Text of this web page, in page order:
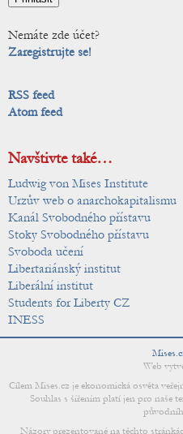
Nemáte zde účet?
Zaregistrujte se!
RSS feed
Atom feed
Navštivte také…
Ludwig von Mises Institute
Urzův web o anarchokapitalismu
Kanál Svobodného přístavu
Stoky Svobodného přístavu
Svoboda učení
Libertariánský institut
Liberální institut
Students for Liberty CZ
INESS
Web
Cílem Mises.cz je ekonomická osvěta
Souhlas s šířením platí jen pro naše
Názory prezentované na těchto